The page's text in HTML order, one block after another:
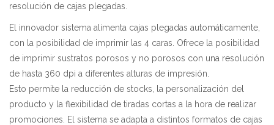
resolución de cajas plegadas.
El innovador sistema alimenta cajas plegadas automáticamente,
con la posibilidad de imprimir las 4 caras. Ofrece la posibilidad
de imprimir sustratos porosos y no porosos con una resolución
de hasta 360 dpi a diferentes alturas de impresión.
Esto permite la reducción de stocks, la personalización del
producto y la flexibilidad de tiradas cortas a la hora de realizar
promociones. El sistema se adapta a distintos formatos de cajas